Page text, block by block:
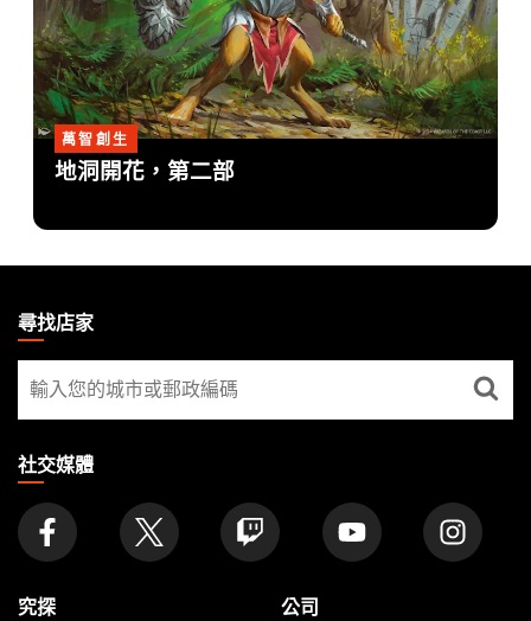
萬智創生
地洞開花，第二部
THE
GATHERING
FOOTER
尋找店家
尋
找
家
社交媒體
究探
公司